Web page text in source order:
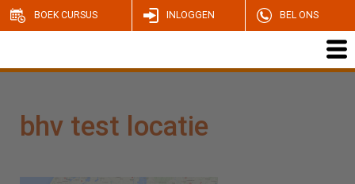
BOEK CURSUS INLOGGEN BEL ONS
bhv test locatie